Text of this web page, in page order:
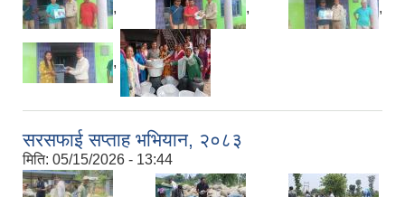
, , ,
,
सरसफाई सप्ताह भभियान, २०८३
मिति: 05/15/2026 - 13:44